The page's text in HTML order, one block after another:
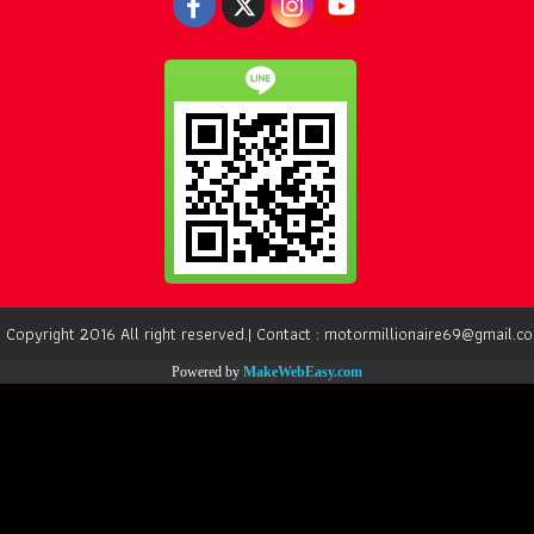
2016 All right reserved.| Contact :
Powered by MakeWebEasy.com